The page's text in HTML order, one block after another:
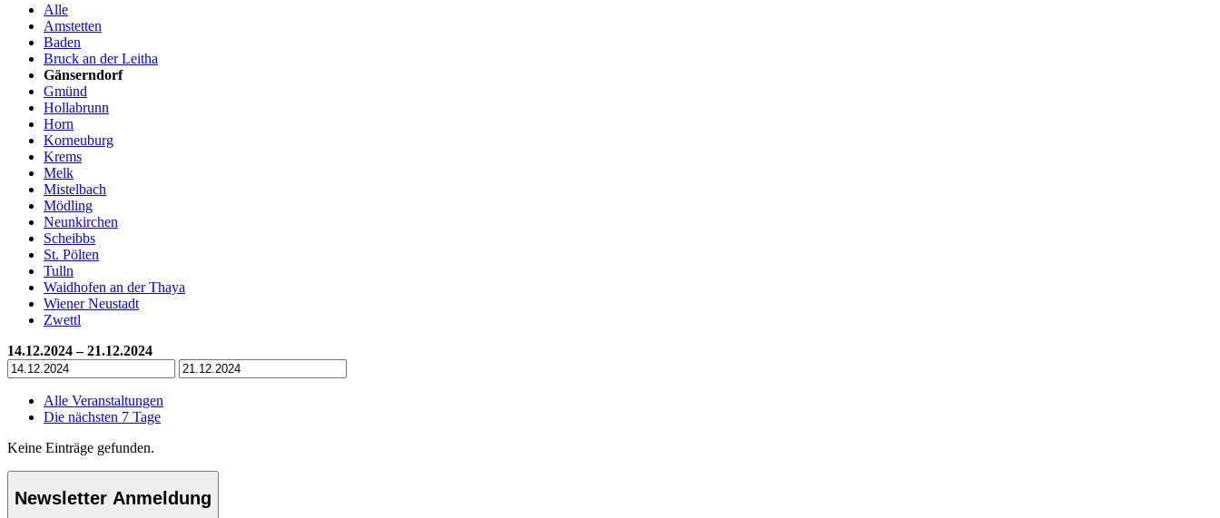
Alle
Amstetten
Baden
Bruck an der Leitha
Gänserndorf
Gmünd
Hollabrunn
Horn
Korneuburg
Krems
Melk
Mistelbach
Mödling
Neunkirchen
Scheibbs
St. Pölten
Tulln
Waidhofen an der Thaya
Wiener Neustadt
Zwettl
14.12.2024 – 21.12.2024
Alle Veranstaltungen
Die nächsten 7 Tage
Keine Einträge gefunden.
Newsletter Anmeldung